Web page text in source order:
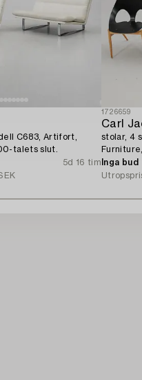
C683, Artifort,
talets slut.
5d 16 tim
1726659
Carl
stolar, 4
Inga bud